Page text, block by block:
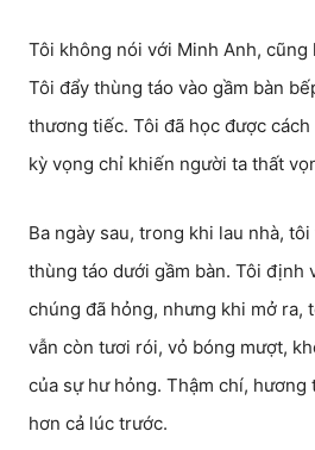
Tôi không nói với Minh Anh,
Tôi đẩy thùng táo vào gầm bàn
thương tiếc. Tôi đã học được
kỳ vọng chỉ khiến người ta thất
Ba ngày sau, trong khi lau nhà,
thùng táo dưới gầm bàn. Tôi định
chúng đã hỏng, nhưng khi mở ra,
vẫn còn tươi rói, vỏ bóng mượt,
của sự hư hỏng. Thậm chí, hương
hơn cả lúc trước.